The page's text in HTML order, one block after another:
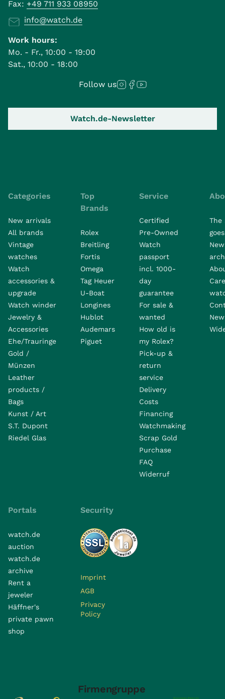
Fax: +49 711 933 08950
info@watch.de
Work hours:
Mo. - Fr., 10:00 - 19:00
Sat., 10:00 - 18:00
Follow us
Watch.de-Newsletter
Categories
New arrivals
All brands
Vintage
watches
Watch
accessories &
upgrade
Watch winder
Jewelry &
Accessories
Ehe/Trauringe
Gold /
Münzen
Leather
products /
Bags
Kunst / Art
S.T. Dupont
Riedel Glas
Top
Brands
Rolex
Breitling
Fortis
Omega
Tag Heuer
U-Boat
Longines
Hublot
Audemars
Piguet
Service
Certified
Pre-Owned
Watch
passport
incl. 1000-
day
guarantee
For sale &
wanted
How old is
my Rolex?
Pick-up &
return
service
Delivery
Costs
Financing
Watchmaking
Scrap Gold
Purchase
FAQ
Widerruf
The
Portals
watch.de
auction
watch.de
archive
Rent a
jeweler
Häffner's
private pawn
shop
Security
Imprint
AGB
Privacy
Policy
Firmengruppe